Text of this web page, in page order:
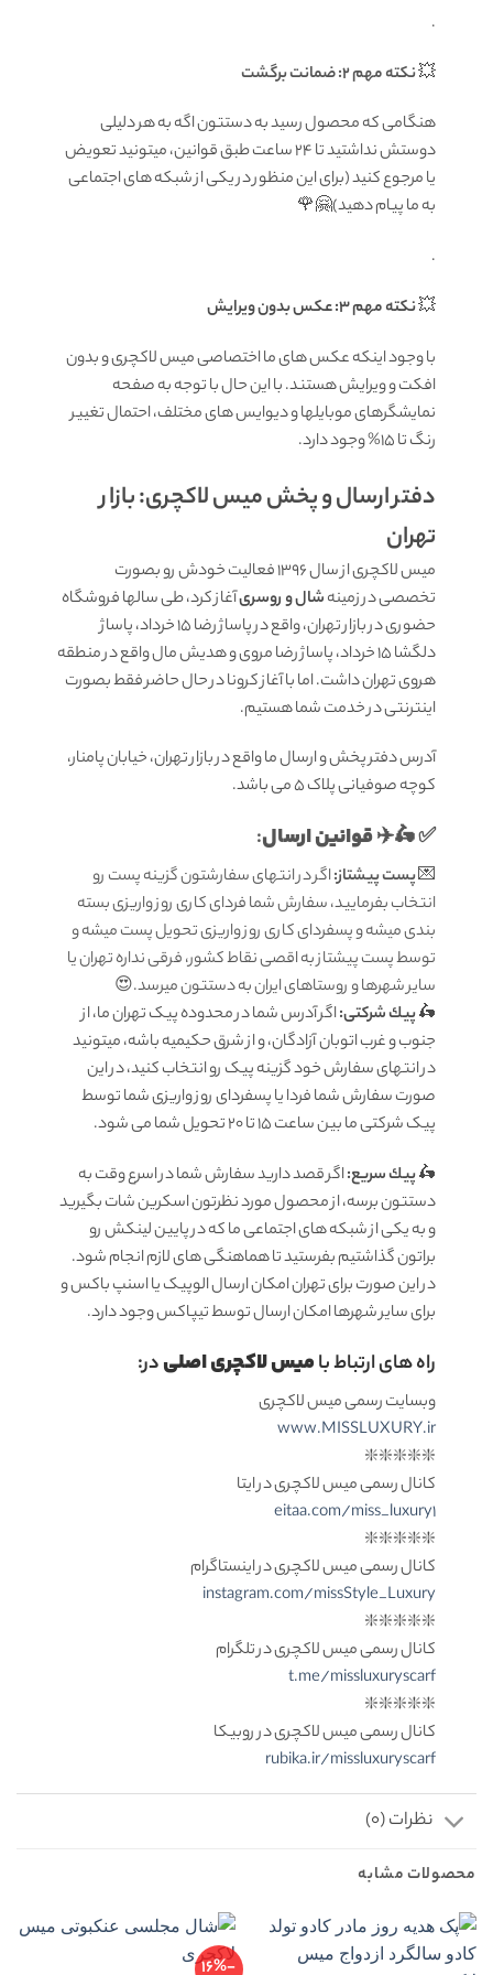
.
💥نکته مهم 2: ضمانت برگشت
هنگامی که محصول رسید به دستتون اگه به هر دلیلی
دوستش نداشتید تا ۲۴ ساعت طبق قوانین، میتونید تعویض
یا مرجوع کنید (برای این منظور در یکی از شبکه های اجتماعی
به ما پیام دهید)🤗🌹
.
💥نکته مهم 3: عکس بدون ویرایش
با وجود اینکه عکس های ما اختصاصی میس لاکچری و بدون
افکت و ویرایش هستند. با این حال با توجه به صفحه
نمایشگرهای موبایلها و دیوایس های مختلف، احتمال تغییر
رنگ تا 15% وجود دارد.
دفتر ارسال و پخش میس لاکچری: بازار
تهران
میس لاکچری از سال 1396 فعالیت خودش رو بصورت
تخصصی در زمینهشال و روسریآغاز کرد، طی سالها فروشگاه
حضوری در بازار تهران، واقع در پاساژ رضا 15 خرداد، پاساژ
دلگشا 15 خرداد، پاساژ رضا مروی و هدیش مال واقع در منطقه
هروی تهران داشت. اما با آغاز کرونا در حال حاضر فقط بصورت
اینترنتی در خدمت شما هستیم.
آدرس دفتر پخش و ارسال ما واقع در بازار تهران، خیابان پامنار،
کوچه صوفیانی پلاک 5 می باشد.
✅ 🛵✈️قوانين ارسال:
💌پست پیشتاز:اگر در انتهای سفارشتون گزینه پست رو
انتخاب بفرمایید، سفارش شما فردای کاری روز واریزی بسته
بندی میشه و پسفردای کاری روز واریزی تحویل پست میشه و
توسط پست پیشتاز به اقصی نقاط کشور، فرقی نداره تهران یا
سایر شهرها و روستاهای ایران به دستتون میرسد.😍
🛵پيك شرکتی:اگر آدرس شما در محدوده پیک تهران ما، از
جنوب و غرب اتوبان آزادگان، و از شرق حکیمیه باشه، میتونید
در انتهای سفارش خود گزینه پیک رو انتخاب کنید، در این
صورت سفارش شما فردا یا پسفردای روز واريزى شما توسط
پیک شرکتی ما بين ساعت ۱۵ تا ٢٠ تحويل شما مى شود.
🛵پيك سریع:اگر قصد دارید سفارش شما در اسرع وقت به
دستتون برسه، از محصول مورد نظرتون اسکرین شات بگیرید
و به یکی از شبکه های اجتماعی ما که در پایین لینکش رو
براتون گذاشتیم بفرستید تا هماهنگی های لازم انجام شود.
در این صورت برای تهران امکان ارسال الوپیک یا اسنپ باکس و
برای سایر شهرها امکان ارسال توسط تیپاکس وجود دارد.
راه های ارتباط بامیس لاکچری اصلیدر:
وبسایت رسمی میس لاکچری
www.MISSLUXURY.ir
❇️❇️❇️❇️❇️
کانال رسمی میس لاکچری در ایتا
eitaa.com/miss_luxury1
❇️❇️❇️❇️❇️
کانال رسمی میس لاکچری در اینستاگرام
instagram.com/missStyle_Luxury
❇️❇️❇️❇️❇️
کانال رسمی میس لاکچری در تلگرام
t.me/missluxuryscarf
❇️❇️❇️❇️❇️
کانال رسمی میس لاکچری در روبیکا
rubika.ir/missluxuryscarf
نظرات (0)
محصولات مشابه
-16%